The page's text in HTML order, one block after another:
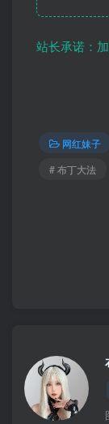
站长承诺：
网红妹子
# 布丁大法